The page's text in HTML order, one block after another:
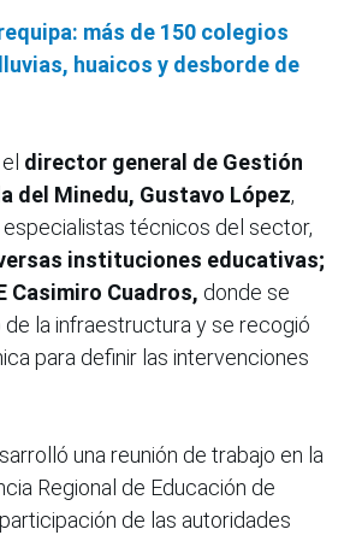
más de 150 colegios
huaicos y desborde de
director general de Gestión
del Minedu, Gustavo López,
técnicos del sector,
instituciones educativas;
Casimiro Cuadros, donde se
la infraestructura y se recogió
para definir las intervenciones
una reunión de trabajo en la
Regional de Educación de
de las autoridades